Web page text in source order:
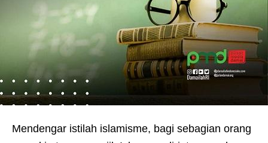
Mendengar istilah islamisme, bagi sebagian orang